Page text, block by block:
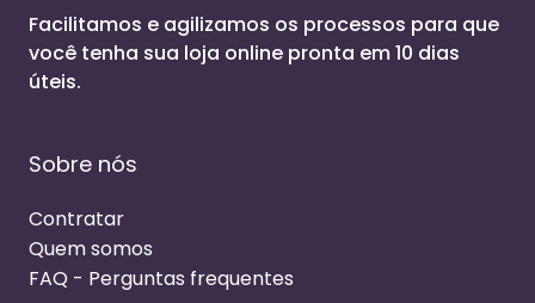
Facilitamos e agilizamos os processos para que
você tenha sua loja online pronta em 10 dias
úteis.
Sobre nós
Contratar
Quem somos
FAQ - Perguntas frequentes